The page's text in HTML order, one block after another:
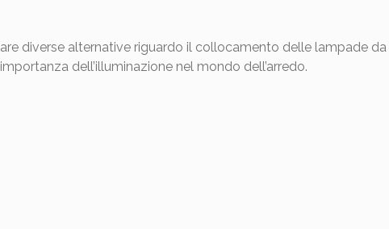
diverse alternative riguardo il collocamento delle lampade
dell’illuminazione nel mondo dell’arredo.